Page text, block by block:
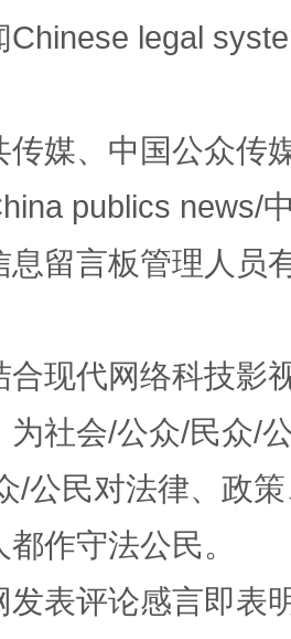
“隐身衣” 如何以
的艺术幻境
Chinese legal
传媒、中国公众传
publics news/
息留言板管理人员
合现代网络科技影
为社会/公众/民众/
/公民对法律、政
作守法公民。
发表评论感言即表